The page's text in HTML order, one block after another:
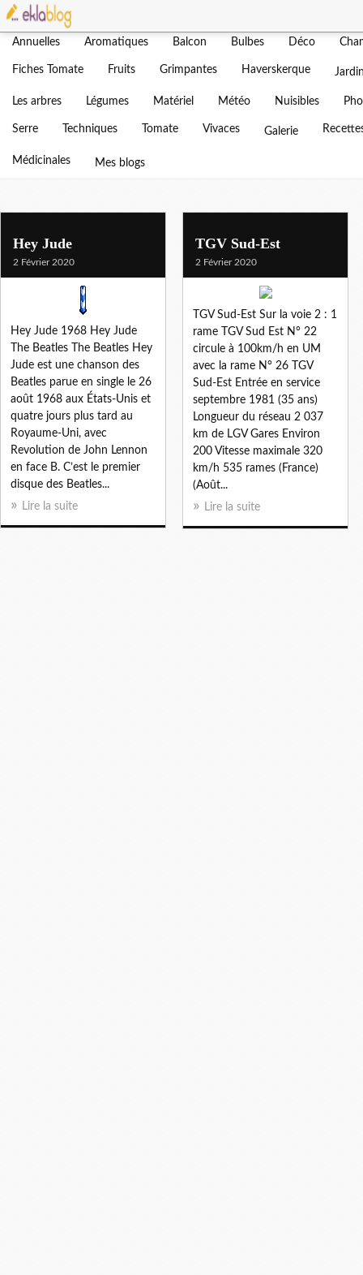
Blog d'un jardin
Vous trouverez ici tout sur
Actualités
Annuelles Aromatiques Balcon Bulbes Déco
Fiches Tomate Fruits Grimpantes Haverskerque
Les arbres Légumes Matériel Météo Nuisibles
Serre Techniques Tomate Vivaces Galerie
Médicinales Mes blogs
Hey Jude
2 Février 2020
Hey Jude 1968 Hey Jude
The Beatles The Beatles Hey
Jude est une chanson des
Beatles parue en single le 26
août 1968 aux États-Unis et
quatre jours plus tard au
Royaume-Uni, avec
Revolution de John Lennon
en face B. C’est le premier
disque des Beatles...
Lire la suite
TGV Sud-Est
2 Février 2020
TGV Sud-Est Sur la voie 2 : 1
rame TGV Sud Est N° 22
circule à 100km/h en UM
avec la rame N° 26 TGV
Sud-Est Entrée en service
septembre 1981 (35 ans)
Longueur du réseau 2 037
km de LGV Gares Environ
200 Vitesse maximale 320
km/h 535 rames (France)
(Août...
Lire la suite